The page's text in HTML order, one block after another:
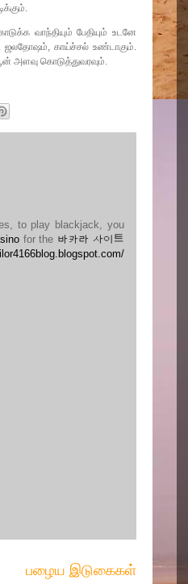
வாந்தியும் பேதியும் உடனே
ஜலதோஷம், காய்ச்சல் உண்டாகும்.
அளவு கொடுத்துவரவும்.
to play blackjack, you
for the 바카라 사이트
பழைய இடுகைகள்